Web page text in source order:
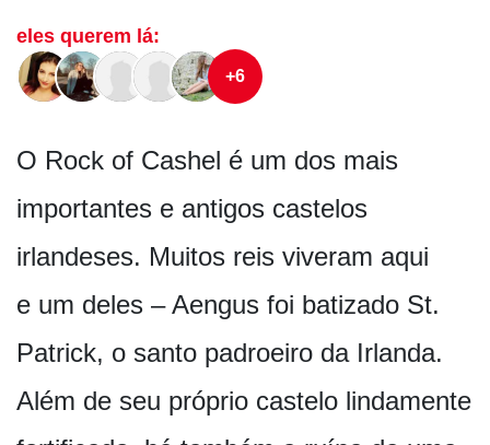
eles querem lá:
+6
O Rock of Cashel é um dos mais
importantes e antigos castelos
irlandeses. Muitos reis viveram aqui
e um deles – Aengus foi batizado St.
Patrick, o santo padroeiro da Irlanda.
Além de seu próprio castelo lindamente